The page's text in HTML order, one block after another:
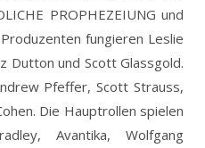
PROPHEZEIUNG und
fungieren Leslie
Dutton und Scott Glassgold.
Pfeffer, Scott Strauss,
Die Hauptrollen spielen
Avantika, Wolfgang